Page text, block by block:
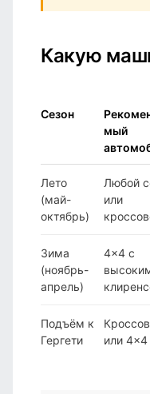
Какую
Сезон
мый
Лето
(май-
октябрь)
Любой
или
Зима
(ноябрь-
апрель)
4×4 с
Подъём к
Гергети
или 4×4